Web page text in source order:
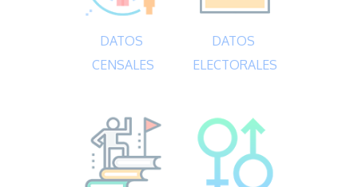
DATOS
CENSALES
DATOS
ELECTORALES